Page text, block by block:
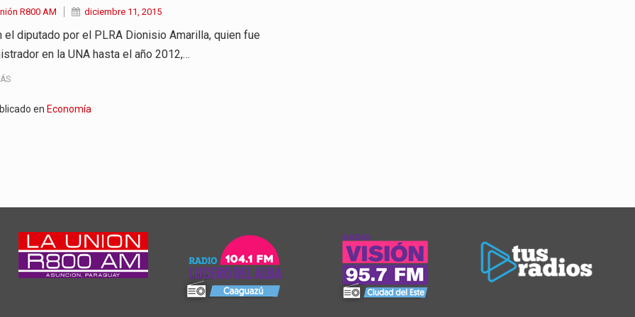
R800 AM diciembre 11, 2015
el diputado por el PLRA Dionisio Amarilla, quien fue
en la UNA hasta el año 2012,…
en Economía